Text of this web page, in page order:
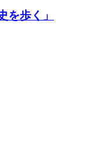
を歩く」